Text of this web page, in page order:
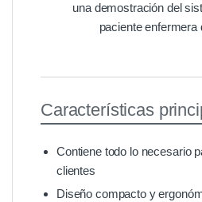
una demostración del
paciente enfermera
Características
Contiene todo lo necesario
clientes
Diseño compacto y